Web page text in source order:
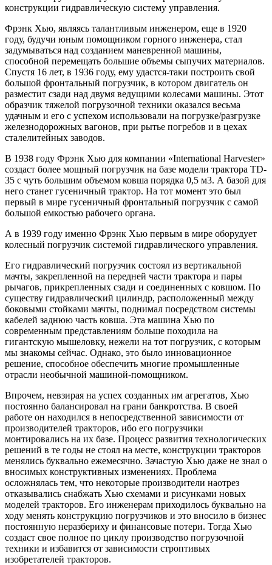
конструкции гидравлическую систему управления.
Фрэнк Хью, являясь талантливым инженером, еще в 1920
году, будучи юным помощником горного инженера, стал
задумываться над созданием маневренной машины,
способной перемещать большие объемы сыпучих материалов.
Спустя 16 лет, в 1936 году, ему удастся-таки построить свой
большой фронтальный погрузчик, в котором двигатель он
разместит сзади над двумя ведущими колесами машины. Этот
образчик тяжелой погрузочной техники оказался весьма
удачным и его с успехом использовали на погрузке/разгрузке
железнодорожных вагонов, при рытье погребов и в цехах
сталелитейных заводов.
В 1938 году Фрэнк Хью для компании «International Harvester»
создаст более мощный погрузчик на базе модели трактора TD-
35 с чуть большим объемом ковша порядка 0,5 м3. А базой для
него станет гусеничный трактор. На тот момент это был
первый в мире гусеничный фронтальный погрузчик с самой
большой емкостью рабочего органа.
А в 1939 году именно Фрэнк Хью первым в мире оборудует
колесный погрузчик системой гидравлического управления.
Его гидравлический погрузчик состоял из вертикальной
мачты, закрепленной на передней части трактора и пары
рычагов, прикрепленных сзади и соединенных с ковшом. По
существу гидравлический цилиндр, расположенный между
боковыми стойками мачты, поднимал посредством системы
кабелей заднюю часть ковша. Эта машина Хью по
современным представлениям больше походила на
гигантскую мышеловку, нежели на тот погрузчик, с которым
мы знакомы сейчас. Однако, это было инновационное
решение, способное обеспечить многие промышленные
отрасли необычной машиной-помощником.
Впрочем, невзирая на успех созданных им агрегатов, Хью
постоянно балансировал на грани банкротства. В своей
работе он находился в непосредственной зависимости от
производителей тракторов, ибо его погрузчики
монтировались на их базе. Процесс развития технологических
решений в те годы не стоял на месте, конструкции тракторов
менялись буквально ежемесячно. Зачастую Хью даже не знал о
вносимых конструктивных изменениях. Проблема
осложнялась тем, что некоторые производители наотрез
отказывались снабжать Хью схемами и рисунками новых
моделей тракторов. Его инженерам приходилось буквально на
ходу менять конструкцию погрузчиков и это вносило в бизнес
постоянную неразбериху и финансовые потери. Тогда Хью
создаст свое полное по циклу производство погрузочной
техники и избавится от зависимости строптивых
изобретателей тракторов.